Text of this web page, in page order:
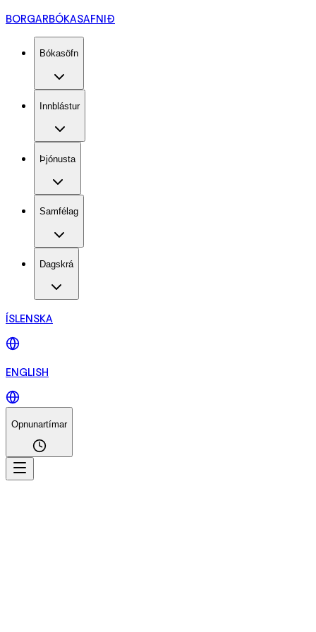
BORGARBÓKASAFNIÐ
Bókasöfn
Innblástur
Þjónusta
Samfélag
Dagskrá
ÍSLENSKA
ENGLISH
Opnunartímar